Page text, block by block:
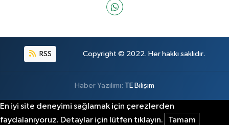
RSS Copyright © 2022. Her hakkı saklıdır.
Haber Yazılımı: TE Bilişim
En iyi site deneyimi sağlamak için çerezlerden
faydalanıyoruz. Detaylar için lütfen tıklayın.
Tamam